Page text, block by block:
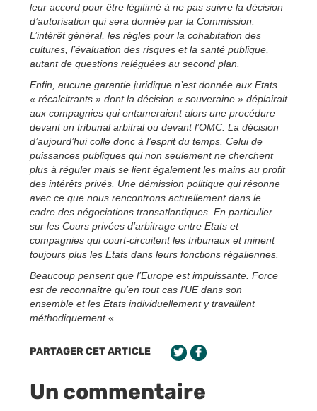
leur accord pour être légitimé à ne pas suivre la décision
d’autorisation qui sera donnée par la Commission.
L’intérêt général, les règles pour la cohabitation des
cultures, l’évaluation des risques et la santé publique,
autant de questions reléguées au second plan.
Enfin, aucune garantie juridique n’est donnée aux Etats
« récalcitrants » dont la décision « souveraine » déplairait
aux compagnies qui entameraient alors une procédure
devant un tribunal arbitral ou devant l’OMC. La décision
d’aujourd’hui colle donc à l’esprit du temps. Celui de
puissances publiques qui non seulement ne cherchent
plus à réguler mais se lient également les mains au profit
des intérêts privés. Une démission politique qui résonne
avec ce que nous rencontrons actuellement dans le
cadre des négociations transatlantiques. En particulier
sur les Cours privées d’arbitrage entre Etats et
compagnies qui court-circuitent les tribunaux et minent
toujours plus les Etats dans leurs fonctions régaliennes.
Beaucoup pensent que l’Europe est impuissante. Force
est de reconnaître qu’en tout cas l’UE dans son
ensemble et les Etats individuellement y travaillent
méthodiquement.«
PARTAGER CET ARTICLE
Un commentaire